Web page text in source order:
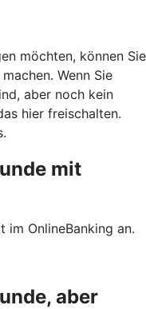
möchten, können Sie
Wenn Sie
aber noch kein
hier freischalten.
mit
im OnlineBanking an.
aber